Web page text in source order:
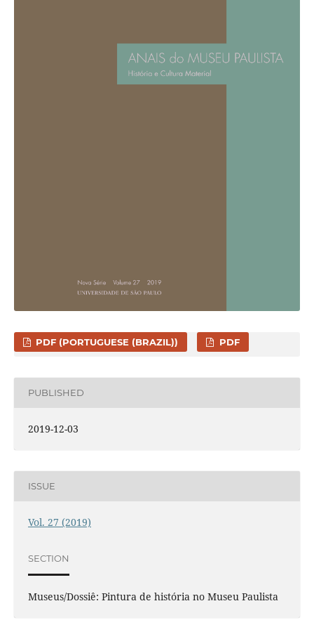
PDF (PORTUGUESE (BRAZIL)) PDF
PUBLISHED
2019-12-03
ISSUE
Vol. 27 (2019)
SECTION
Museus/Dossiê: Pintura de história no Museu Paulista